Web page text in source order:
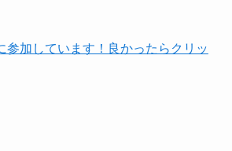
参加しています！良かったらクリッ